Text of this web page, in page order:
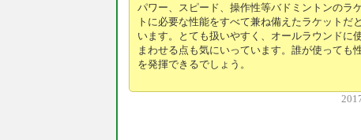
パワー、スピード、操作性等バドミントンのラ
トに必要な性能をすべて兼ね備えたラケットだ
います。とても扱いやすく、オールラウンドに
まわせる点も気にいっています。誰が使っても
を発揮できるでしょう。